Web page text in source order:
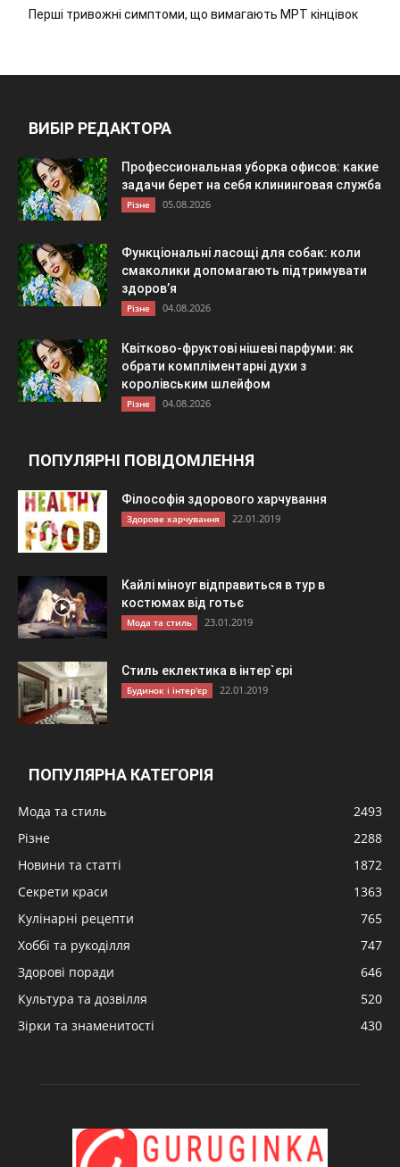
Перші тривожні симптоми, що вимагають МРТ кінцівок
ВИБІР РЕДАКТОРА
Профессиональная уборка офисов: какие
задачи берет на себя клининговая служба
Різне 05.08.2026
Функціональні ласощі для собак: коли
смаколики допомагають підтримувати
здоров’я
Різне 04.08.2026
Квітково-фруктові нішеві парфуми: як
обрати компліментарні духи з
королівським шлейфом
Різне 04.08.2026
ПОПУЛЯРНІ ПОВІДОМЛЕННЯ
Філософія здорового харчування
Здорове харчування 22.01.2019
Кайлі міноуг відправиться в тур в
костюмах від готьє
Мода та стиль 23.01.2019
Стиль еклектика в інтер`єрі
Будинок і інтер'єр 22.01.2019
ПОПУЛЯРНА КАТЕГОРІЯ
Мода та стиль
2493
Різне
2288
Новини та статті
1872
Секрети краси
1363
Кулінарні рецепти
765
Хоббі та рукоділля
747
Здорові поради
646
Культура та дозвілля
520
Зірки та знаменитості
430